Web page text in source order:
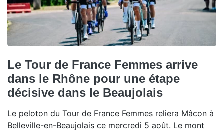
Le Tour de France Femmes arrive
dans le Rhône pour une étape
décisive dans le Beaujolais
Le peloton du Tour de France Femmes reliera Mâcon à
Belleville-en-Beaujolais ce mercredi 5 août. Le mont